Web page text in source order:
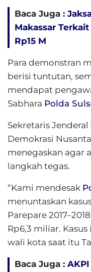
Baca Juga :
Makassar
Rp15 M
Para demonstran
berisi tuntutan,
mendapat
Sabhara Polda
Sekretaris
Demokrasi
menegaskan agar
langkah tegas.
“Kami mendesak
menuntaskan
Parepare
Rp6,3 miliar.
wali kota saat itu
Baca Juga :